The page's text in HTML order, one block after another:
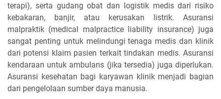
terapi), serta gudang obat dan logistik medis dari risiko
kebakaran, banjir, atau kerusakan listrik. Asuransi
malpraktik (medical malpractice liability insurance) juga
sangat penting untuk melindungi tenaga medis dan klinik
dari potensi klaim pasien terkait tindakan medis. Asuransi
kendaraan untuk ambulans (jika tersedia) juga diperlukan.
Asuransi kesehatan bagi karyawan klinik menjadi bagian
dari pengelolaan sumber daya manusia.